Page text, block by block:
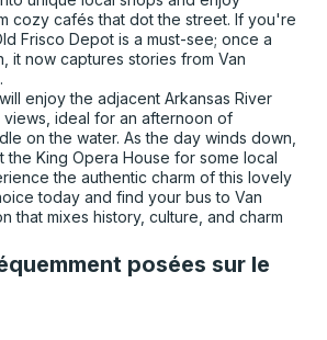
cozy cafés that dot the street. If you're
Frisco Depot is a must-see; once a
it now captures stories from Van
enjoy the adjacent Arkansas River
ideal for an afternoon of
on the water. As the day winds down,
the King Opera House for some local
the authentic charm of this lovely
today and find your bus to Van
that mixes history, culture, and charm
posées sur le